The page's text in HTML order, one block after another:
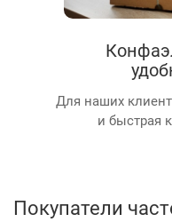
Для наших
и быстрая
Покупатели